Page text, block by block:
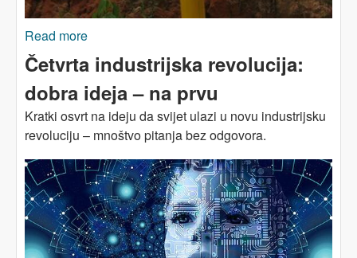
Read more
Četvrta industrijska revolucija:
dobra ideja – na prvu
Kratki osvrt na ideju da svijet ulazi u novu industrijsku
revoluciju – mnoštvo pitanja bez odgovora.